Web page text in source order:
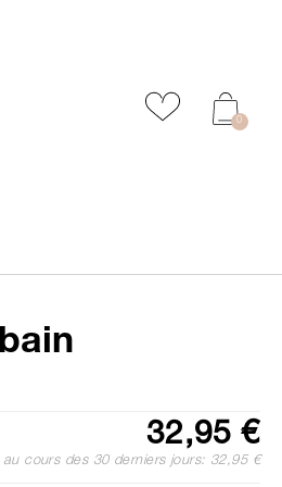
Ajouter aux
0
32,95 €
au cours des 30 derniers jours: 32,95 €